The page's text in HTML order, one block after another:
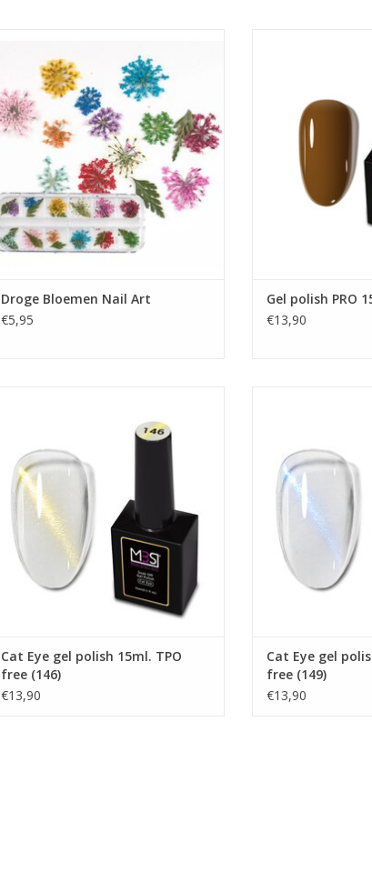
Droge Bloemen
Nailart
Nailart cursus
Nailart glitters
Winkel Zwijndrecht
Nagels producten
Prijzen zijn incl. BTW
TOEVOEGEN AAN WINKELWAGEN
Droge Bloemen Nail Art
€5,95
Winkel in
Prijzen
TOEVOEGEN
Gel polish PRO
€13,90
Prijzen zijn incl. BTW
TOEVOEGEN AAN WINKELWAGEN
Cat Eye gel polish 15ml. TPO
free (146)
€13,90
Prijzen
TOEVOEGEN
Cat Eye gel
free (149)
€13,90